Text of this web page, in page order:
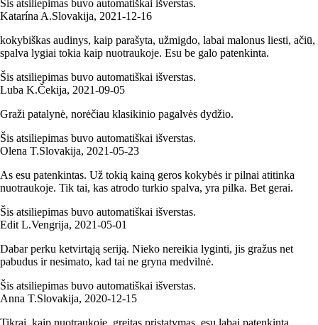
Šis atsiliepimas buvo automatiškai išverstas.
Katarína A.Slovakija, 2021‑12‑16
kokybiškas audinys, kaip parašyta, užmigdo, labai malonus liesti, ačiū,
spalva lygiai tokia kaip nuotraukoje. Esu be galo patenkinta.
Šis atsiliepimas buvo automatiškai išverstas.
Luba K.Čekija, 2021‑09‑05
Graži patalynė, norėčiau klasikinio pagalvės dydžio.
Šis atsiliepimas buvo automatiškai išverstas.
Olena T.Slovakija, 2021‑05‑23
As esu patenkintas. Už tokią kainą geros kokybės ir pilnai atitinka
nuotraukoje. Tik tai, kas atrodo turkio spalva, yra pilka. Bet gerai.
Šis atsiliepimas buvo automatiškai išverstas.
Edit L.Vengrija, 2021‑05‑01
Dabar perku ketvirtąją seriją. Nieko nereikia lyginti, jis gražus net
pabudus ir nesimato, kad tai ne gryna medvilnė.
Šis atsiliepimas buvo automatiškai išverstas.
Anna T.Slovakija, 2020‑12‑15